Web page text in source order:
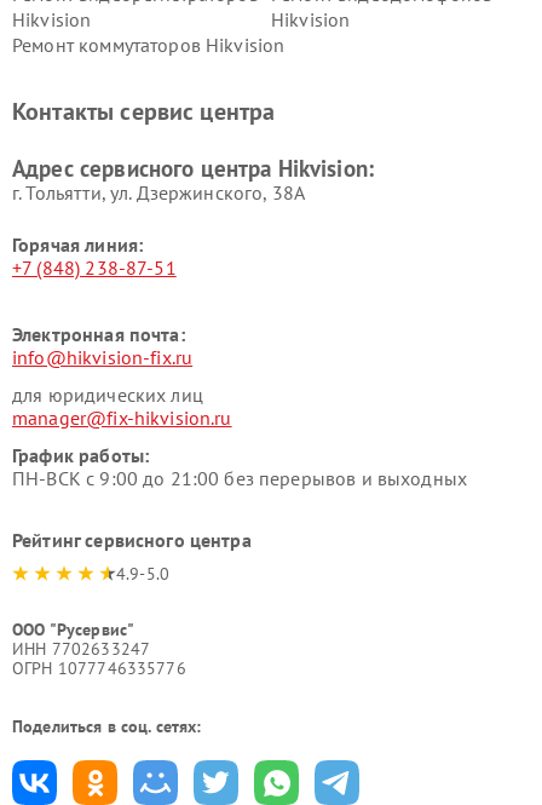
Hikvision
Hikvision
Ремонт коммутаторов Hikvision
Контакты сервис центра
Адрес сервисного центра Hikvision:
г. Тольятти, ул. Дзержинского, 38А
Горячая линия:
+7 (848) 238-87-51
Электронная почта:
info@hikvision-fix.ru
для юридических лиц
manager@fix-hikvision.ru
График работы:
ПН-ВСК с 9:00 до 21:00 без перерывов и выходных
Рейтинг сервисного центра
4.9-5.0
ООО "Русервис"
ИНН 7702633247
ОГРН 1077746335776
Поделиться в соц. сетях: